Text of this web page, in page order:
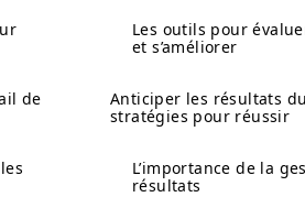
de
Les outils pour
et s’améliorer
Anticiper les résultats
stratégies pour réussir
L’importance de la
résultats